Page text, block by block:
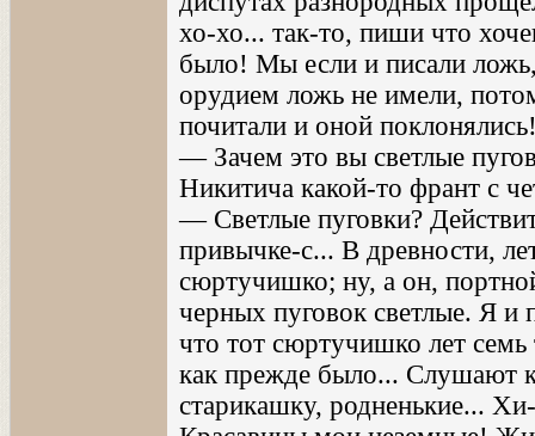
хо-хо... так-то, пиши что
было! Мы если и писали
орудием ложь не имели,
почитали и оной
— Зачем это вы светлые
Никитича какой-то франт с
— Светлые пуговки?
привычке-с... В древности,
сюртучишко; ну, а он,
черных пуговок светлые. Я и
что тот сюртучишко лет
как прежде было... Слушают
старикашку, родненькие...